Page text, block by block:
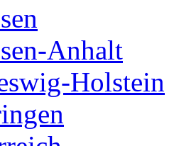
Anhalt
Holstein